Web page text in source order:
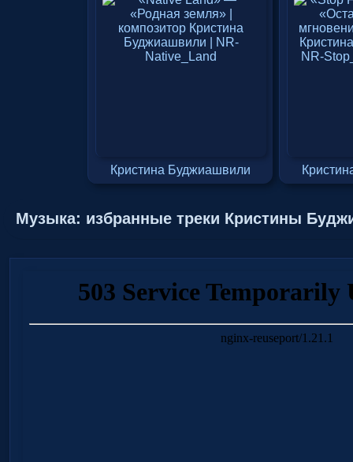
Кристина Буджиашвили
Музыка: избранные треки Кристины